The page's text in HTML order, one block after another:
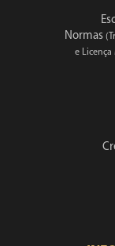
Normas
e